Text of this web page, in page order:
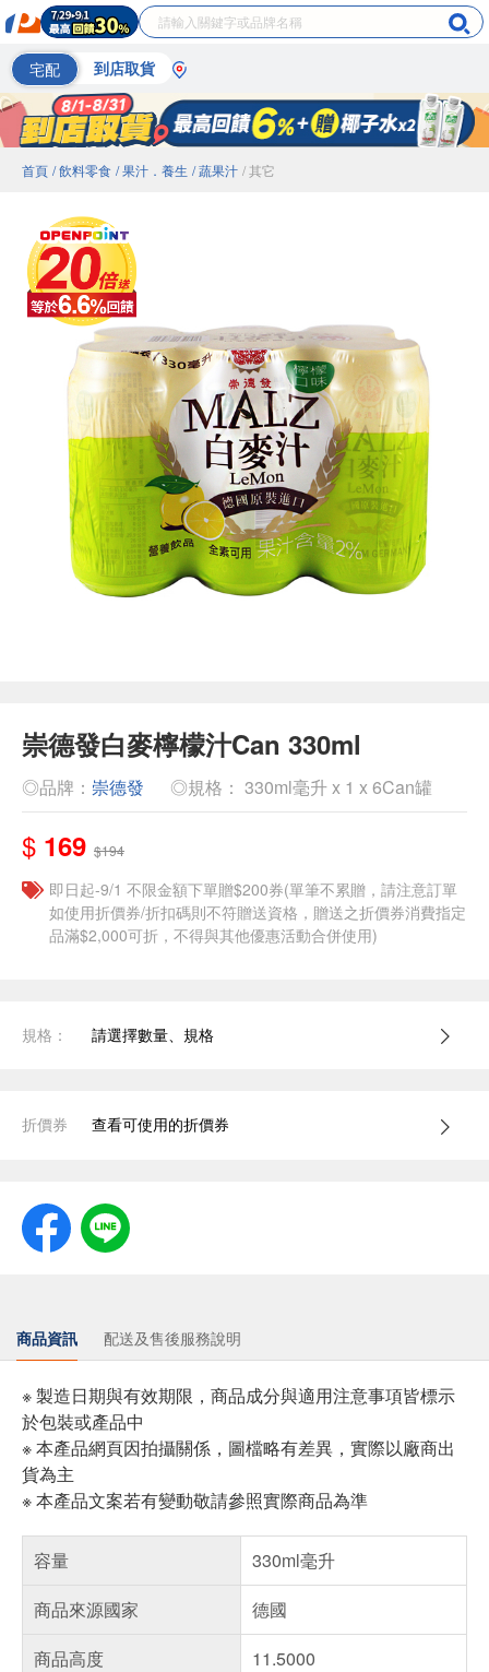
宅配 到店取貨
首頁 / 飲料零食 / 果汁．養生 / 蔬果汁 / 其它
崇德發白麥檸檬汁Can 330ml
◎品牌： 崇德發 ◎規格： 330ml毫升 x 1 x 6Can罐
$ 169 $194
即日起-9/1 不限金額下單贈$200券(單筆不累贈，請注意訂單
如使用折價券/折扣碼則不符贈送資格，贈送之折價券消費指定
品滿$2,000可折，不得與其他優惠活動合併使用)
規格： 請選擇數量、規格
折價券 查看可使用的折價券
商品資訊 配送及售後服務說明
※ 製造日期與有效期限，商品成分與適用注意事項皆標示
於包裝或產品中
※ 本產品網頁因拍攝關係，圖檔略有差異，實際以廠商出
貨為主
※ 本產品文案若有變動敬請參照實際商品為準
容量
330ml毫升
商品來源國家
德國
商品高度
11.5000